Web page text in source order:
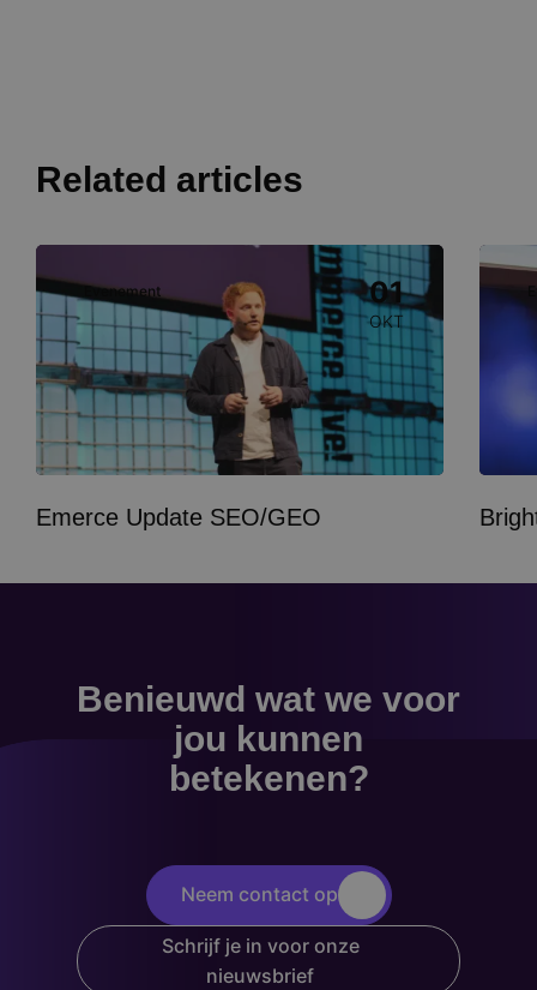
Related articles
Evenement 01
OKT
Emerce Update SEO/GEO
Image
Benieuwd wat we voor
jou kunnen
betekenen?
Neem contact op
Schrijf je in voor onze
nieuwsbrief